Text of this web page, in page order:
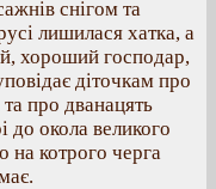
снігом та
лишилася хатка, а
хороший господар,
діточкам про
про дванацять
до окола великого
на котрого черга